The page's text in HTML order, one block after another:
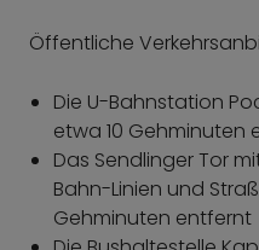
Öffentliche
Die U-Bahnstation
etwa 10 Gehminuten
Das Sendlinger Tor
Bahn-Linien und
Gehminuten entfernt